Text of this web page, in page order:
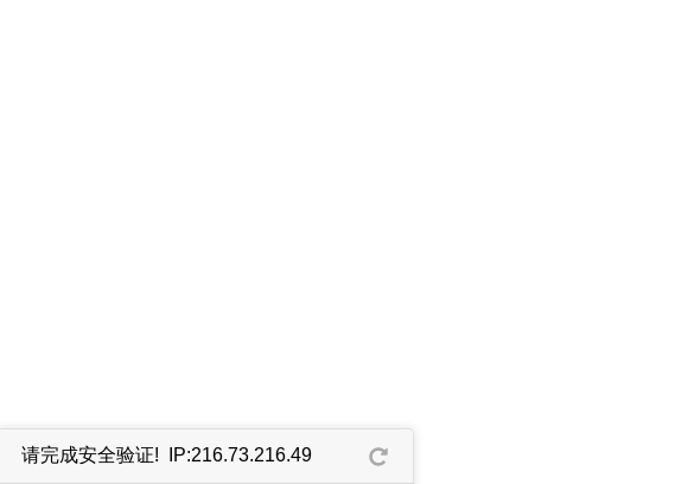
请完成安全验证! IP:216.73.216.49